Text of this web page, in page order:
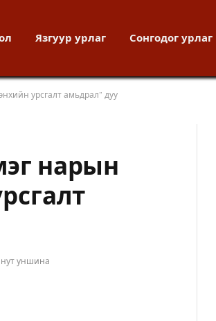
Язгуур урлаг Сонгодог урлаг
урсгалт амьдрал” дуу
нарын
уншина